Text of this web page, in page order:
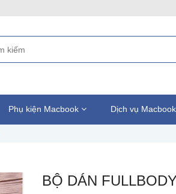
Phụ kiện Macbook Dịch vụ Macbook
BỘ DÁN